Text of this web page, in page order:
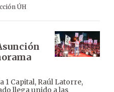
ÚH
1 Capital, Raúl Latorre,
llega unido a las